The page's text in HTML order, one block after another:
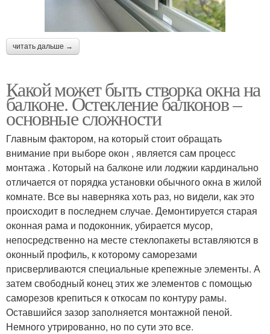
читать дальше →
Какой может быть створка окна на
балконе. Остекление балконов –
основные сложности
Главным фактором, на который стоит обращать
внимание при выборе окон , является сам процесс
монтажа . Который на балконе или лоджии кардинально
отличается от порядка установки обычного окна в жилой
комнате. Все вы наверняка хоть раз, но видели, как это
происходит в последнем случае. Демонтируется старая
оконная рама и подоконник, убирается мусор,
непосредственно на месте стеклопакеты вставляются в
оконный профиль, к которому саморезами
присверливаются специальные крепежные элементы. А
затем свободный конец этих же элементов с помощью
саморезов крепиться к откосам по контуру рамы.
Оставшийся зазор заполняется монтажной пеной.
Немного утрированно, но по сути это все.